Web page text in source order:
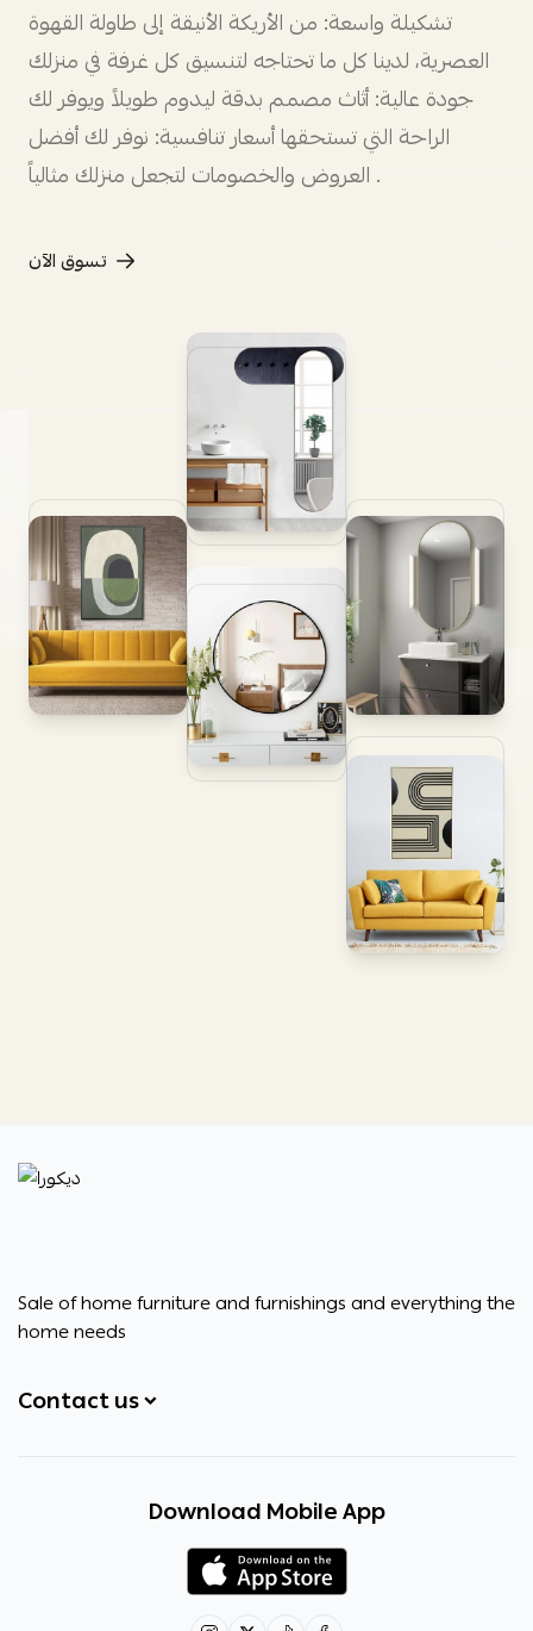
تشكيلة واسعة: من الأريكة الأنيقة إلى طاولة القهوة
العصرية، لدينا كل ما تحتاجه لتنسيق كل غرفة في منزلك
جودة عالية: أثاث مصمم بدقة ليدوم طويلاً ويوفر لك
الراحة التي تستحقها أسعار تنافسية: نوفر لك أفضل
العروض والخصومات لتجعل منزلك مثالياً .
تسوق الآن
ديكورا
Sale of home furniture and furnishings and everything the
home needs
Contact us
+966531828315
decora6586@gmail.com
Download Mobile App